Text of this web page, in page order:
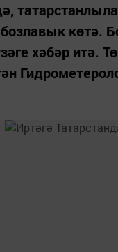
көтә.
хәбәр итә.